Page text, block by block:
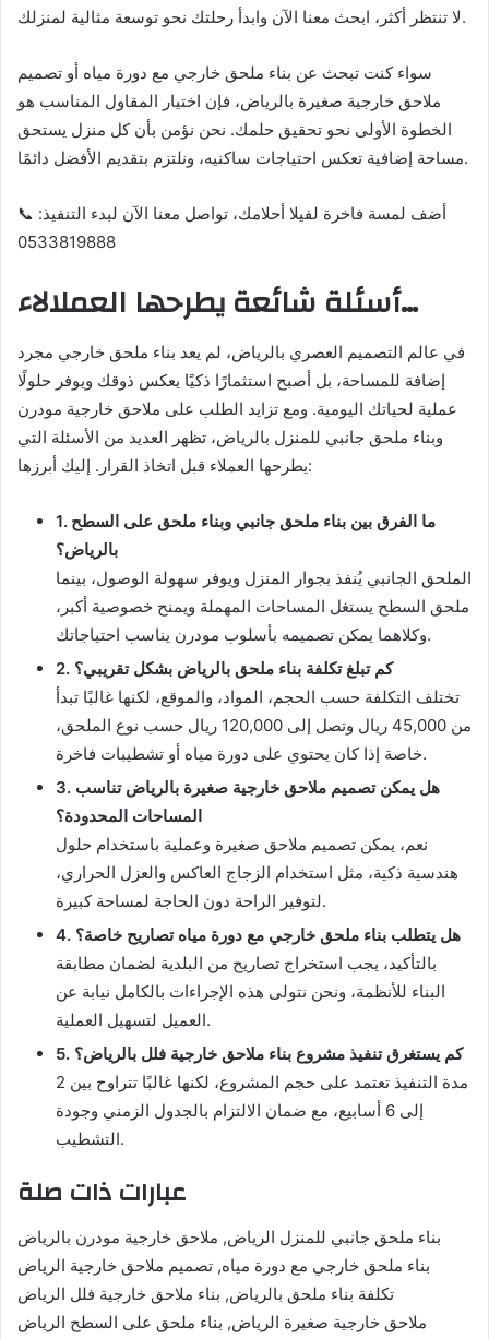
لا تنتظر أكثر، ابحث معنا الآن وابدأ رحلتك نحو توسعة مثالية لمنزلك.
سواء كنت تبحث عن بناء ملحق خارجي مع دورة مياه أو تصميم
ملاحق خارجية صغيرة بالرياض، فإن اختيار المقاول المناسب هو
الخطوة الأولى نحو تحقيق حلمك. نحن نؤمن بأن كل منزل يستحق
مساحة إضافية تعكس احتياجات ساكنيه، ونلتزم بتقديم الأفضل دائمًا.
📞 أضف لمسة فاخرة لفيلا أحلامك، تواصل معنا الآن لبدء التنفيذ:
0533819888
أسئلة شائعة يطرحها العملالاء…
في عالم التصميم العصري بالرياض، لم يعد بناء ملحق خارجي مجرد
إضافة للمساحة، بل أصبح استثمارًا ذكيًا يعكس ذوقك ويوفر حلولًا
عملية لحياتك اليومية. ومع تزايد الطلب على ملاحق خارجية مودرن
وبناء ملحق جانبي للمنزل بالرياض، تظهر العديد من الأسئلة التي
يطرحها العملاء قبل اتخاذ القرار. إليك أبرزها:
1. ما الفرق بين بناء ملحق جانبي وبناء ملحق على السطح
بالرياض؟
الملحق الجانبي يُنفذ بجوار المنزل ويوفر سهولة الوصول، بينما
ملحق السطح يستغل المساحات المهملة ويمنح خصوصية أكبر،
وكلاهما يمكن تصميمه بأسلوب مودرن يناسب احتياجاتك.
2. كم تبلغ تكلفة بناء ملحق بالرياض بشكل تقريبي؟
تختلف التكلفة حسب الحجم، المواد، والموقع، لكنها غالبًا تبدأ
من 45,000 ريال وتصل إلى 120,000 ريال حسب نوع الملحق،
خاصة إذا كان يحتوي على دورة مياه أو تشطيبات فاخرة.
3. هل يمكن تصميم ملاحق خارجية صغيرة بالرياض تناسب
المساحات المحدودة؟
نعم، يمكن تصميم ملاحق صغيرة وعملية باستخدام حلول
هندسية ذكية، مثل استخدام الزجاج العاكس والعزل الحراري،
لتوفير الراحة دون الحاجة لمساحة كبيرة.
4. هل يتطلب بناء ملحق خارجي مع دورة مياه تصاريح خاصة؟
بالتأكيد، يجب استخراج تصاريح من البلدية لضمان مطابقة
البناء للأنظمة، ونحن نتولى هذه الإجراءات بالكامل نيابة عن
العميل لتسهيل العملية.
5. كم يستغرق تنفيذ مشروع بناء ملاحق خارجية فلل بالرياض؟
مدة التنفيذ تعتمد على حجم المشروع، لكنها غالبًا تتراوح بين 2
إلى 6 أسابيع، مع ضمان الالتزام بالجدول الزمني وجودة
التشطيب.
عبارات ذات صلة
بناء ملحق جانبي للمنزل الرياض, ملاحق خارجية مودرن بالرياض
بناء ملحق خارجي مع دورة مياه, تصميم ملاحق خارجية الرياض
تكلفة بناء ملحق بالرياض, بناء ملاحق خارجية فلل الرياض
ملاحق خارجية صغيرة الرياض, بناء ملحق على السطح الرياض